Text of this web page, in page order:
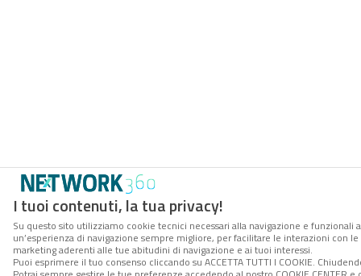
I tuoi contenuti, la tua privacy!
Su questo sito utilizziamo cookie tecnici necessari alla navigazione e
un’esperienza di navigazione sempre migliore, per facilitare le interazioni con
marketing aderenti alle tue abitudini di navigazione e ai tuoi interessi.
Puoi esprimere il tuo consenso cliccando su ACCETTA TUTTI I COOKIE.